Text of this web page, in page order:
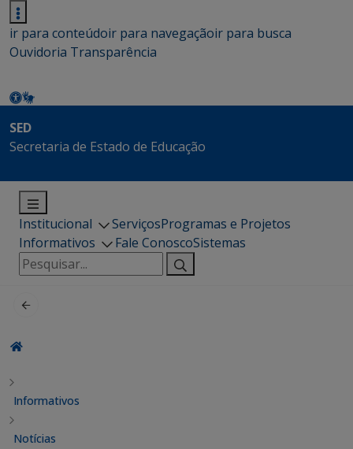
ir para conteúdoir para navegaçãoir para busca
Ouvidoria Transparência
SED
Secretaria de Estado de Educação
Institucional ServiçosProgramas e Projetos
Informativos
Fale ConoscoSistemas
Pesquisar
por:
Informativos
Notícias